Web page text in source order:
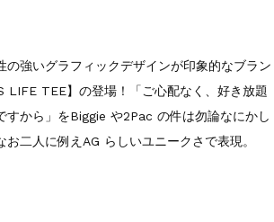
強いグラフィックデザインが印象的なブラン
LIFE TEE】の登場！「ご心配なく、好き放題
すから」をBiggie や2Pac の件は勿論なにかし
二人に例えAG らしいユニークさで表現。